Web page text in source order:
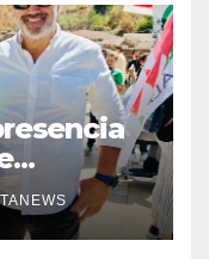
las
y